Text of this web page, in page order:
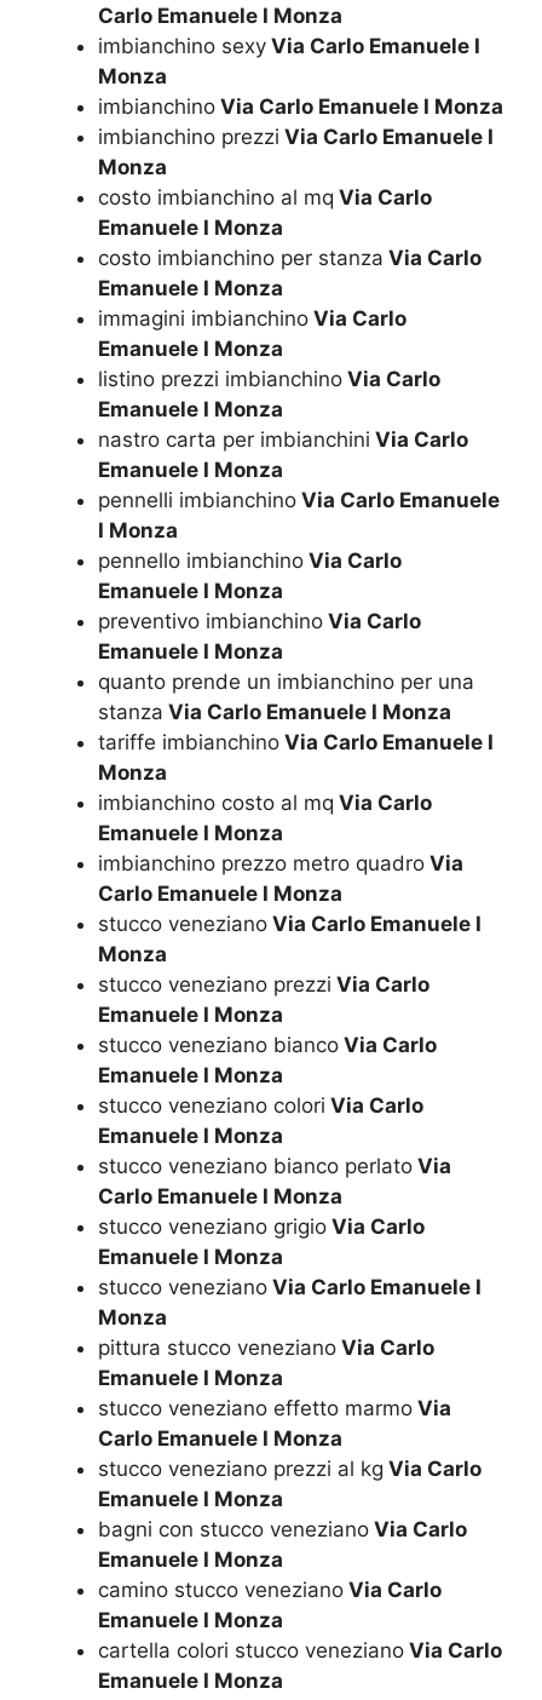
Carlo Emanuele I Monza
imbianchino sexy Via Carlo Emanuele I
Monza
imbianchino Via Carlo Emanuele I Monza
imbianchino prezzi Via Carlo Emanuele I
Monza
costo imbianchino al mq Via Carlo
Emanuele I Monza
costo imbianchino per stanza Via Carlo
Emanuele I Monza
immagini imbianchino Via Carlo
Emanuele I Monza
listino prezzi imbianchino Via Carlo
Emanuele I Monza
nastro carta per imbianchini Via Carlo
Emanuele I Monza
pennelli imbianchino Via Carlo Emanuele
I Monza
pennello imbianchino Via Carlo
Emanuele I Monza
preventivo imbianchino Via Carlo
Emanuele I Monza
quanto prende un imbianchino per una
stanza Via Carlo Emanuele I Monza
tariffe imbianchino Via Carlo Emanuele I
Monza
imbianchino costo al mq Via Carlo
Emanuele I Monza
imbianchino prezzo metro quadro Via
Carlo Emanuele I Monza
stucco veneziano Via Carlo Emanuele I
Monza
stucco veneziano prezzi Via Carlo
Emanuele I Monza
stucco veneziano bianco Via Carlo
Emanuele I Monza
stucco veneziano colori Via Carlo
Emanuele I Monza
stucco veneziano bianco perlato Via
Carlo Emanuele I Monza
stucco veneziano grigio Via Carlo
Emanuele I Monza
stucco veneziano Via Carlo Emanuele I
Monza
pittura stucco veneziano Via Carlo
Emanuele I Monza
stucco veneziano effetto marmo Via
Carlo Emanuele I Monza
stucco veneziano prezzi al kg Via Carlo
Emanuele I Monza
bagni con stucco veneziano Via Carlo
Emanuele I Monza
camino stucco veneziano Via Carlo
Emanuele I Monza
cartella colori stucco veneziano Via Carlo
Emanuele I Monza